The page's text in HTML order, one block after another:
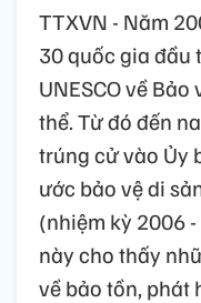
TTXVN - Năm
30 quốc gia đầu
UNESCO về
thể. Từ đó đến
trúng cử vào Ủy
ước bảo vệ di
(nhiệm kỳ 2006
này cho thấy
về bảo tồn, phát